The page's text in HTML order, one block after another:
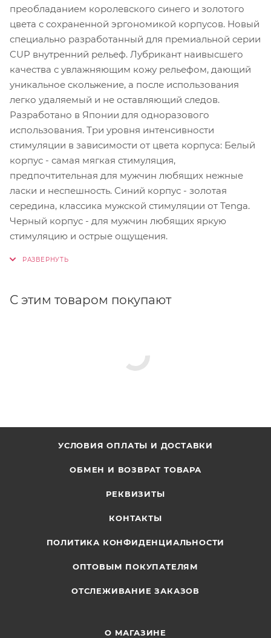
преобладанием королевского синего и золотого
цвета с сохраненной эргономикой корпусов. Новый
специально разработанный для премиальной серии
CUP внутренний рельеф. Лубрикант наивысшего
качества с увлажняющим кожу рельефом, дающий
уникальное скольжение, а после использования
легко удаляемый и не оставляющий следов.
Разработано в Японии для одноразового
использования. Три уровня интенсивности
стимуляции в зависимости от цвета корпуса: Белый
корпус - самая мягкая стимуляция,
предпочтительная для мужчин любящих нежные
ласки и неспешность. Синий корпус - золотая
середина, классика мужской стимуляции от Tenga.
Черный корпус - для мужчин любящих яркую
стимуляцию и острые ощущения.
С этим товаром покупают
УСЛОВИЯ ОПЛАТЫ И ДОСТАВКИ
ОБМЕН И ВОЗВРАТ ТОВАРА
РЕКВИЗИТЫ
КОНТАКТЫ
ПОЛИТИКА КОНФИДЕНЦИАЛЬНОСТИ
ОПТОВЫМ ПОКУПАТЕЛЯМ
ОТСЛЕЖИВАНИЕ ЗАКАЗОВ
О МАГАЗИНЕ